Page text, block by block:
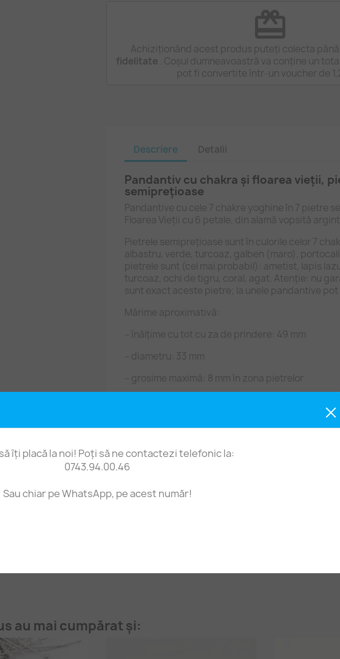
îți placă la noi! Poți să ne contactezi telefonic la:
0743.94.00.46
Sau chiar pe WhatsApp, pe acest număr!
redeem
Achiziționând acest produs puteți colecta până
fidelitate . Coșul dumneavoastră va conține un
pot fi convertite într-un voucher de
Descriere Detalii
Pandantiv cu chakra și floarea vieții,
semiprețioase
Pandantive cu cele 7 chakre yoghine în 7 pietre
Floarea Vieții cu 6 petale, din alamă vopsită
Pietrele semiprețioase sunt în culorile celor 7
albastru, verde, turcoaz, galben (maro),
pietrele sunt (cel mai probabil): ametist, lapis
turcoaz, ochi de tigru, coral, agat. Atenție: nu
sunt exact aceste pietre; la unele pandantive pot
Mărime aproximativă:
– înălțime cu tot cu za de prindere: 49 mm
– diametru: 33 mm
– grosime maximă: 8 mm în zona pietrelor
Preț pentru 1 bucată pandantiv chakra și Floarea
au mai cumpărat și: